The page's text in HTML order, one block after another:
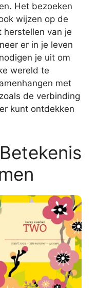
Het bezoeken
wijzen op de
herstellen van je
er in je leven
je uit om
wereld te
met
de verbinding
kunt ontdekken